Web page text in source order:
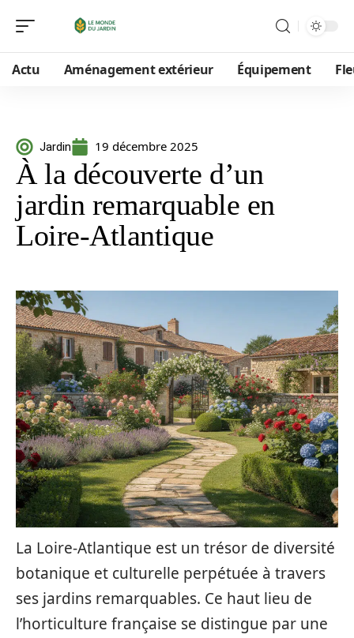
Actu Aménagement extérieur Équipement
Jardin 19 décembre 2025
À la découverte d’un
jardin remarquable en
Loire-Atlantique
La Loire-Atlantique est un trésor de diversité
botanique et culturelle perpétuée à travers
ses jardins remarquables. Ce haut lieu de
l’horticulture française se distingue par une